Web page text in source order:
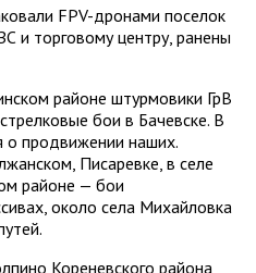
FPV-дронами поселок
и торговому центру, ранены
районе штурмовики ГрВ
бои в Бачевске. В
о продвижении наших.
Писаревке, в селе
районе — бои
около села Михайловка
Кореневского района